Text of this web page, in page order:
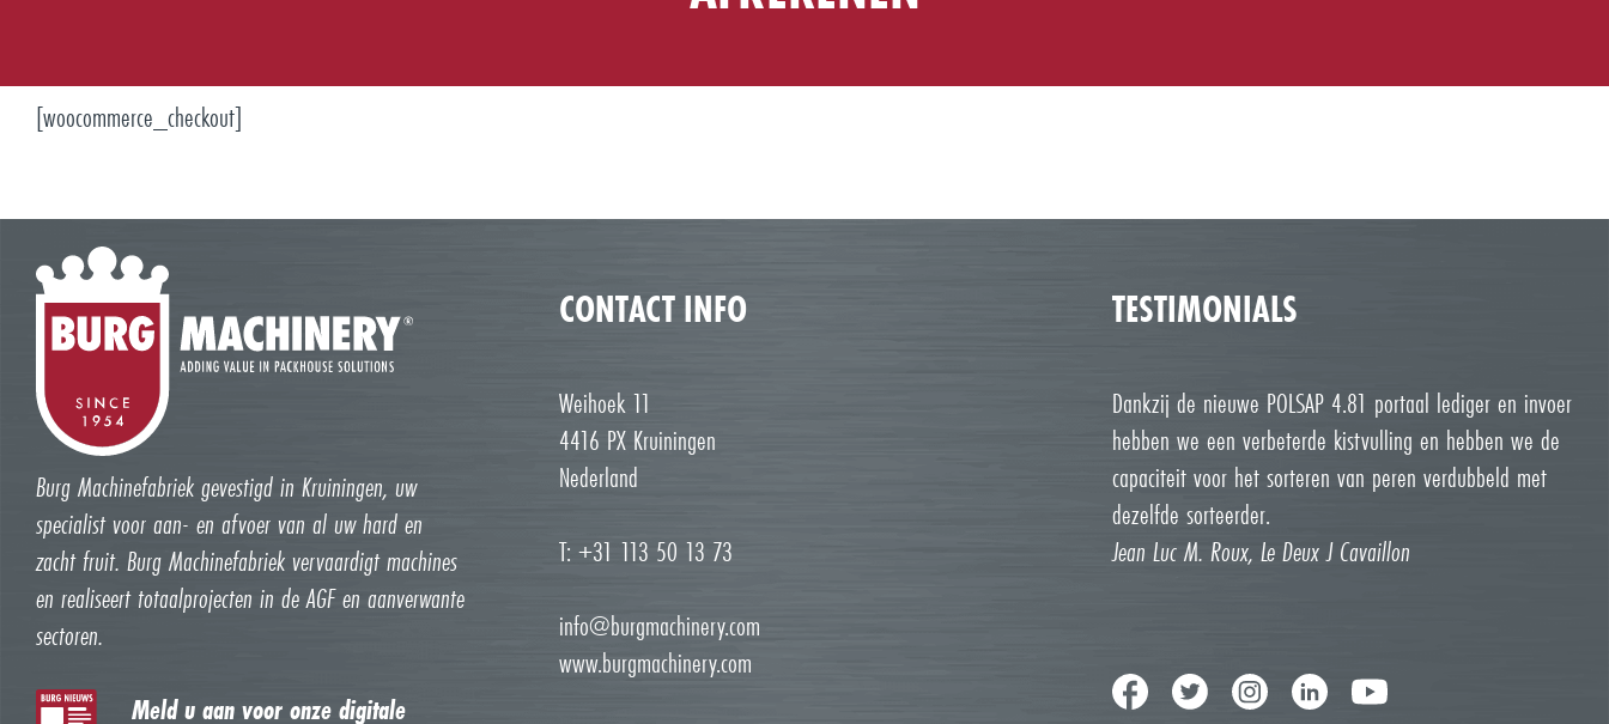
[woocommerce_checkout]
Burg Machinefabriek gevestigd in Kruiningen, uw
specialist voor aan- en afvoer van al uw hard en
zacht fruit. Burg Machinefabriek vervaardigt machines
en realiseert totaalprojecten in de AGF en aanverwante
sectoren.
Meld u aan voor onze digitale
CONTACT INFO
Weihoek 11
4416 PX Kruiningen
Nederland
T: +31 113 50 13 73
info@burgmachinery.com
www.burgmachinery.com
TESTIMONIALS
Dankzij de nieuwe POLSAP 4.81 portaal lediger en invoer
hebben we een verbeterde kistvulling en hebben we de
capaciteit voor het sorteren van peren verdubbeld met
dezelfde sorteerder.
Jean Luc M. Roux, Le Deux J Cavaillon